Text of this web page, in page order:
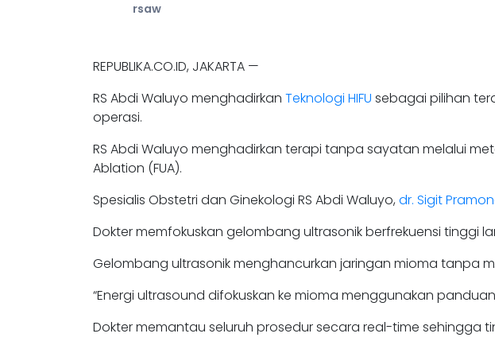
rsaw
REPUBLIKA.CO.ID, JAKARTA —
RS Abdi Waluyo menghadirkan Teknologi HIFU sebagai pilihan
operasi.
RS Abdi Waluyo menghadirkan terapi tanpa sayatan melalui
Ablation (FUA).
Spesialis Obstetri dan Ginekologi RS Abdi Waluyo, dr. Sigit
Dokter memfokuskan gelombang ultrasonik berfrekuensi tinggi
Gelombang ultrasonik menghancurkan jaringan mioma tanpa
“Energi ultrasound difokuskan ke mioma menggunakan
Dokter memantau seluruh prosedur secara real-time sehingga